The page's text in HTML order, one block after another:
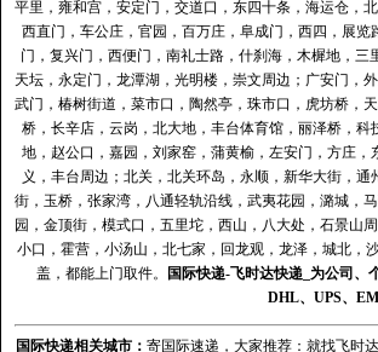
平里，雍和宫，安定门，交道口，东四十条，海运仓，
西直门，车公庄，官园，百万庄，阜成门，西四，展
门，复兴门，西便门，南礼士路，什刹海，木樨地，
天坛，永定门，龙潭湖，光明楼，崇文周边；广安门，
武门，椿树街道，菜市口，陶然亭，珠市口，虎坊桥，
桥，长辛店，云岗，北大地，丰台体育馆，丽泽桥，
地，赵公口，嘉园，刘家窑，蒲黄榆，左安门，方庄
义，丰台周边；北关，北关环岛，永顺，新华大街，
街，玉桥，张家湾，八通轻轨沿线，武夷花园，潞城，
园，金顶街，模式口，五里坨，西山，八大处，石景山
小口，霍营，小汤山，北七家，回龙观，龙泽，城北，
盖，都能上门取件。
国际快递-飞时达快递_为公司、
DHL、 UPS、
国际快递相关城市： 寄国际速递，大家推荐：就找飞时